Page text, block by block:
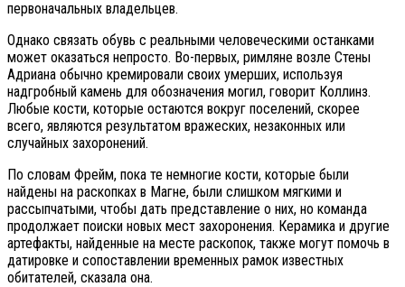
первоначальных владельцев.
Однако связать обувь с реальными человеческими останками
может оказаться непросто. Во-первых, римляне возле Стены
Адриана обычно кремировали своих умерших, используя
надгробный камень для обозначения могил, говорит Коллинз.
Любые кости, которые остаются вокруг поселений, скорее
всего, являются результатом вражеских, незаконных или
случайных захоронений.
По словам Фрейм, пока те немногие кости, которые были
найдены на раскопках в Магне, были слишком мягкими и
рассыпчатыми, чтобы дать представление о них, но команда
продолжает поиски новых мест захоронения. Керамика и другие
артефакты, найденные на месте раскопок, также могут помочь в
датировке и сопоставлении временных рамок известных
обитателей, сказала она.